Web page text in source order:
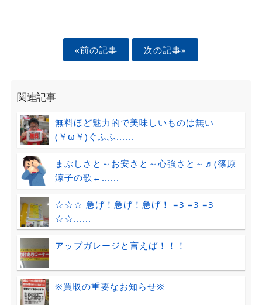
«前の記事 次の記事»
関連記事
無料ほど魅力的で美味しいものは無い
(￥ω￥)ぐふふ......
まぶしさと～お安さと～心強さと～♬(篠原
涼子の歌←......
☆☆☆ 急げ！急げ！急げ！ =3 =3 =3
☆☆......
アップガレージと言えば！！！
※買取の重要なお知らせ※